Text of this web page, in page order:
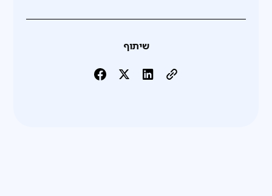
שיתוף